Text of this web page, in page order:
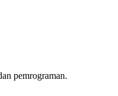
pemrograman.